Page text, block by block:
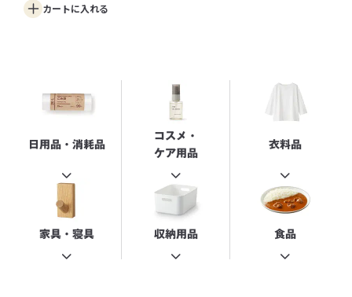
カートに入れる
日用品・消耗品
コスメ・
ケア用品
衣料品
家具・寝具 収納用品 食品